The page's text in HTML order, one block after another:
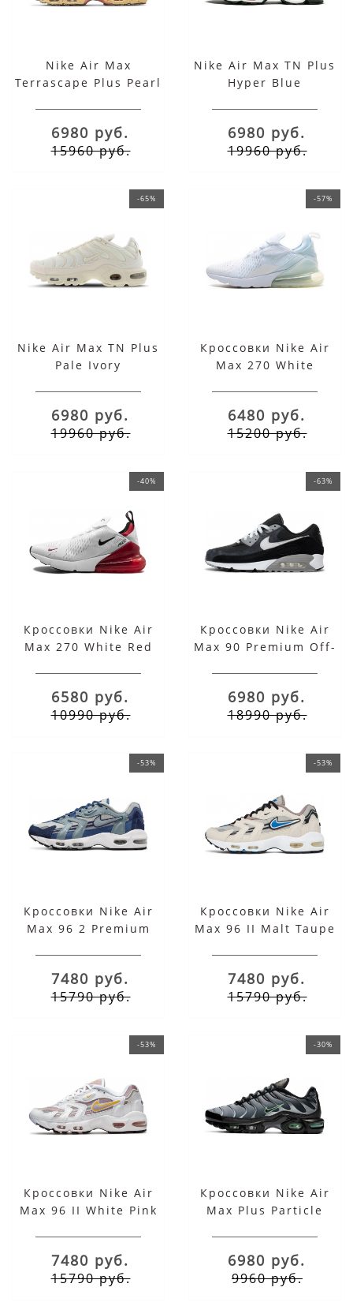
Nike Air Max
Terrascape Plus Pearl
6980 руб.
15960 руб.
Nike Air Max TN Plus
Hyper Blue
6980 руб.
19960 руб.
-65%
Nike Air Max TN Plus
Pale Ivory
6980 руб.
19960 руб.
-57%
Кроссовки Nike Air
Max 270 White
6480 руб.
15200 руб.
-40%
Кроссовки Nike Air
Max 270 White Red
6580 руб.
10990 руб.
-63%
Кроссовки Nike Air
Max 90 Premium Off-
6980 руб.
18990 руб.
-53%
Кроссовки Nike Air
Max 96 2 Premium
7480 руб.
15790 руб.
-53%
Кроссовки Nike Air
Max 96 II Malt Taupe
7480 руб.
15790 руб.
-53%
Кроссовки Nike Air
Max 96 II White Pink
7480 руб.
15790 руб.
-30%
Кроссовки Nike Air
Max Plus Particle
6980 руб.
9960 руб.